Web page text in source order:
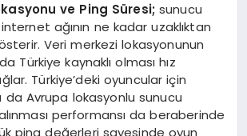
ve Ping Süresi; sunucu
ağının ne kadar uzaklıktan
Veri merkezi lokasyonunun
Türkiye kaynaklı olması hız
Türkiye’deki oyuncular için
da Avrupa lokasyonlu sunucu
performansı da beraberinde
ping değerleri sayesinde oyun